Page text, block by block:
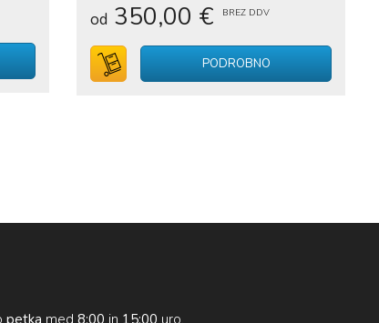
od 350,00 € BREZ DDV
PODROBNO
petka med 8:00 in 15:00 uro.